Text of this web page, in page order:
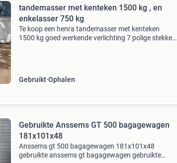
tandemasser met kenteken 1500 kg , en
enkelasser 750 kg
Te koop een henra tandemasser met kenteken
1500 kg goed werkende verlichting 7 polige stekker
Gebruikt Ophalen
Gebruikte Anssems GT 500 bagagewagen
181x101x48
Anssems gt 500 bagagewagen 181x101x48
gebruikte anssems gt bagagewagen gebruikte